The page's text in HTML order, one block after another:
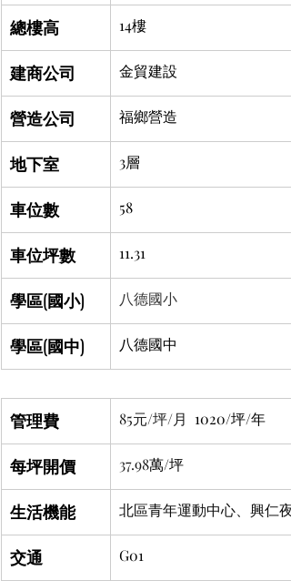
總樓高 14樓
建商公司 金貿建設
營造公司 福鄉營造
地下室 3層
車位數 58
車位坪數 11.31
學區(國小) 八德國小
學區(國中) 八德國中
管理費 85元/坪/月 1020/坪/年
每坪開價 37.98萬/坪
生活機能 北區青年運動中心、興仁夜
交通 G01